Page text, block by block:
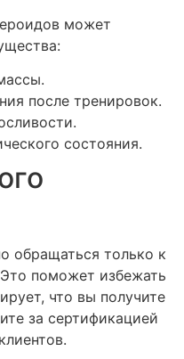
может
после тренировок.
состояния.
обращаться только к
поможет избежать
что вы получите
за сертификацией